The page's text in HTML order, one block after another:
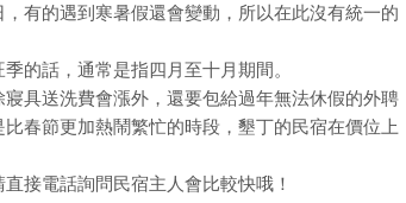
有的遇到寒暑假還會變動，所以在此沒有統一的
的話，通常是指四月至十月期間。
具送洗費會漲外，還要包給過年無法休假的外聘
春節更加熱鬧繁忙的時段，墾丁的民宿在價位上
接電話詢問民宿主人會比較快哦！